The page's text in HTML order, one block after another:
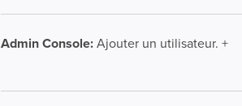
Admin Console:Ajouter un utilisateur. +